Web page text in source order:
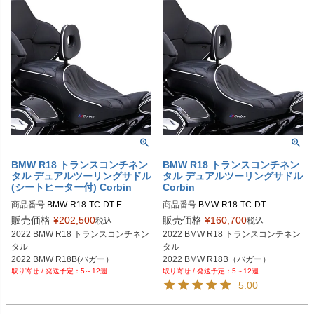
BMW R18 トランスコンチネン
タル デュアルツーリングサドル
(シートヒーター付) Corbin
商品番号 BMW-R18-TC-DT-E
販売価格 ¥202,500税込
2022 BMW R18 トランスコンチネン
タル
2022 BMW R18B(バガー）
5～12週
BMW R18 トランスコンチネン
タル デュアルツーリングサドル
Corbin
商品番号 BMW-R18-TC-DT
販売価格 ¥160,700税込
2022 BMW R18 トランスコンチネン
タル
5～12週
5.00